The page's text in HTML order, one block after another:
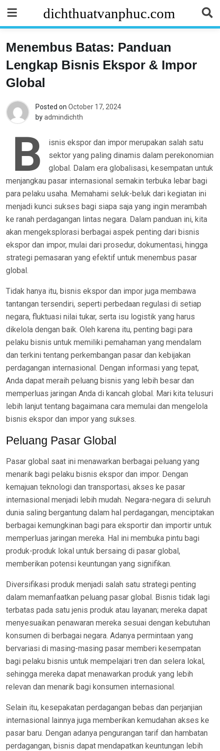
content
dichthuatvanphuc.com
Menembus Batas: Panduan
Lengkap Bisnis Ekspor & Impor
Global
Posted on October 17, 2024
byadmindichth
B
isnis ekspor dan impor merupakan salah satu
sektor yang paling dinamis dalam perekonomian
global. Dalam era globalisasi, kesempatan untuk
menjangkau pasar internasional semakin terbuka lebar bagi
para pelaku usaha. Memahami seluk-beluk dari kegiatan ini
menjadi kunci sukses bagi siapa saja yang ingin merambah
ke ranah perdagangan lintas negara. Dalam panduan ini, kita
akan mengeksplorasi berbagai aspek penting dari bisnis
ekspor dan impor, mulai dari prosedur, dokumentasi, hingga
strategi pemasaran yang efektif untuk menembus pasar
global.
Tidak hanya itu, bisnis ekspor dan impor juga membawa
tantangan tersendiri, seperti perbedaan regulasi di setiap
negara, fluktuasi nilai tukar, serta isu logistik yang harus
dikelola dengan baik. Oleh karena itu, penting bagi para
pelaku bisnis untuk memiliki pemahaman yang mendalam
dan terkini tentang perkembangan pasar dan kebijakan
perdagangan internasional. Dengan informasi yang tepat,
Anda dapat meraih peluang bisnis yang lebih besar dan
memperluas jaringan Anda di kancah global. Mari kita telusuri
lebih lanjut tentang bagaimana cara memulai dan mengelola
bisnis ekspor dan impor yang sukses.
Peluang Pasar Global
Pasar global saat ini menawarkan berbagai peluang yang
menarik bagi pelaku bisnis ekspor dan impor. Dengan
kemajuan teknologi dan transportasi, akses ke pasar
internasional menjadi lebih mudah. Negara-negara di seluruh
dunia saling bergantung dalam hal perdagangan, menciptakan
berbagai kemungkinan bagi para eksportir dan importir untuk
memperluas jaringan mereka. Hal ini membuka pintu bagi
produk-produk lokal untuk bersaing di pasar global,
memberikan potensi keuntungan yang signifikan.
Diversifikasi produk menjadi salah satu strategi penting
dalam memanfaatkan peluang pasar global. Bisnis tidak lagi
terbatas pada satu jenis produk atau layanan; mereka dapat
menyesuaikan penawaran mereka sesuai dengan kebutuhan
konsumen di berbagai negara. Adanya permintaan yang
bervariasi di masing-masing pasar memberi kesempatan
bagi pelaku bisnis untuk mempelajari tren dan selera lokal,
sehingga mereka dapat menawarkan produk yang lebih
relevan dan menarik bagi konsumen internasional.
Selain itu, kesepakatan perdagangan bebas dan perjanjian
internasional lainnya juga memberikan kemudahan akses ke
pasar baru. Dengan adanya pengurangan tarif dan hambatan
perdagangan, bisnis dapat mendapatkan keuntungan lebih